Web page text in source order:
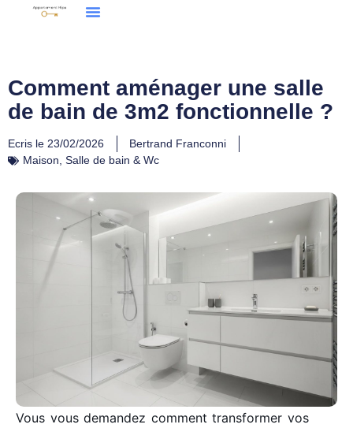
Comment aménager une salle
de bain de 3m2 fonctionnelle ?
Ecris le 23/02/2026
Bertrand Franconni
Maison, Salle de bain & Wc
Vous vous demandez comment transformer vos